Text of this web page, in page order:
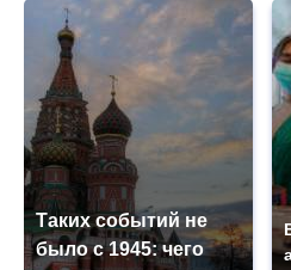
Таких событий не
было с 1945: чего